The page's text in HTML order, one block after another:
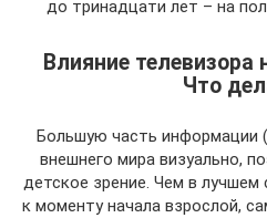
до тринадцати лет – на
Влияние телевизора
Что
Большую часть информации
внешнего мира визуально,
детское зрение. Чем в лучшем
к моменту начала взрослой,